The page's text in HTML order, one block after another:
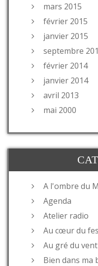
mars 2015
février 2015
janvier 2015
septembre
février 2014
janvier 2014
avril 2013
mai 2000
A l'ombre du
Agenda
Atelier radio
Au cœur du
Au gré du vent
Bien dans ma